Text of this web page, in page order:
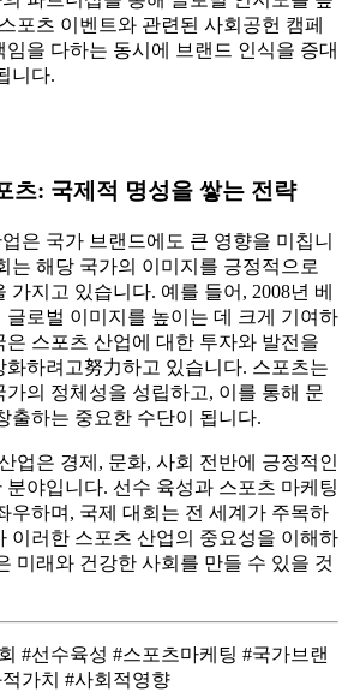
포츠 이벤트와 관련된 사회공헌 캠페
을 다하는 동시에 브랜드 인식을 증대
니다.
츠: 국제적 명성을 쌓는 전략
은 국가 브랜드에도 큰 영향을 미칩니
는 해당 국가의 이미지를 긍정적으로
가지고 있습니다. 예를 들어, 2008년 베
글로벌 이미지를 높이는 데 크게 기여하
스포츠 산업에 대한 투자와 발전을
화하려고努力하고 있습니다. 스포츠는
의 정체성을 성립하고, 이를 통해 문
출하는 중요한 수단이 됩니다.
업은 경제, 문화, 사회 전반에 긍정적인
야입니다. 선수 육성과 스포츠 마케팅
우하며, 국제 대회는 전 세계가 주목하
이러한 스포츠 산업의 중요성을 이해하
미래와 건강한 사회를 만들 수 있을 것
#선수육성 #스포츠마케팅 #국가브랜
가치 #사회적영향